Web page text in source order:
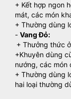
+ Kết hợp ngon
mát, các món
+ Thường dùng
- Vang Đỏ:
+ Thưởng thức
+Khuyên dùng
nướng, các món
+ Thường dùng
hai loại thường